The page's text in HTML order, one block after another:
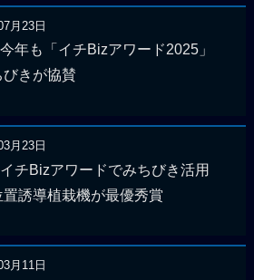
月23日
年も「イチBizアワード2025」
びきが協賛
月23日
チBizアワードでみちびき活用
置誘導植栽機が最優秀賞
月11日